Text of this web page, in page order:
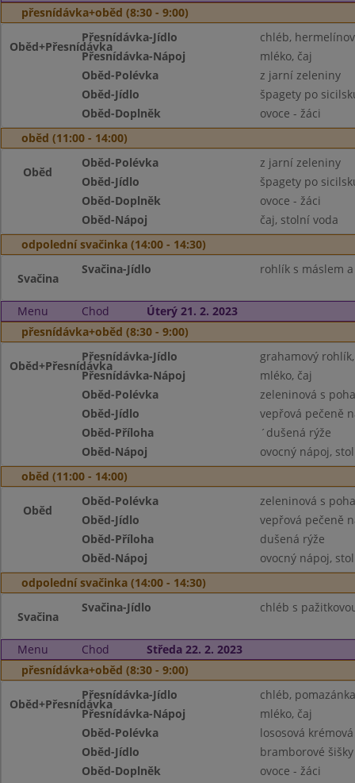
přesnídávka+oběd (8:30 - 9:00)
Oběd+Přesnídávka
Přesnídávka-Jídlo
chléb,
Přesnídávka-Nápoj
mléko, čaj
Oběd-Polévka
z jarní zeleniny
Oběd-Jídlo
špagety po
Oběd-Doplněk
ovoce - žáci
oběd (11:00 - 14:00)
Oběd
Oběd-Polévka
z jarní zeleniny
Oběd-Jídlo
špagety po
Oběd-Doplněk
ovoce - žáci
Oběd-Nápoj
čaj, stolní voda
odpolední svačinka (14:00 - 14:30)
Svačina
Svačina-Jídlo rohlík s máslem
Menu Chod
Úterý 21. 2. 2023
přesnídávka+oběd (8:30 - 9:00)
Oběd+Přesnídávka
Přesnídávka-Jídlo
grahamový
Přesnídávka-Nápoj
mléko, čaj
Oběd-Polévka
zeleninová s
Oběd-Jídlo
vepřová pečeně
Oběd-Příloha
´dušená rýže
Oběd-Nápoj
ovocný nápoj,
oběd (11:00 - 14:00)
Oběd
Oběd-Polévka
zeleninová s
Oběd-Jídlo
vepřová pečeně
Oběd-Příloha
dušená rýže
Oběd-Nápoj
ovocný nápoj,
odpolední svačinka (14:00 - 14:30)
Svačina
Svačina-Jídlo chléb s
Menu Chod
Středa 22. 2. 2023
přesnídávka+oběd (8:30 - 9:00)
Oběd+Přesnídávka
Přesnídávka-Jídlo
chléb,
Přesnídávka-Nápoj
mléko, čaj
Oběd-Polévka
lososová krémová
Oběd-Jídlo
bramborové
Oběd-Doplněk
ovoce - žáci